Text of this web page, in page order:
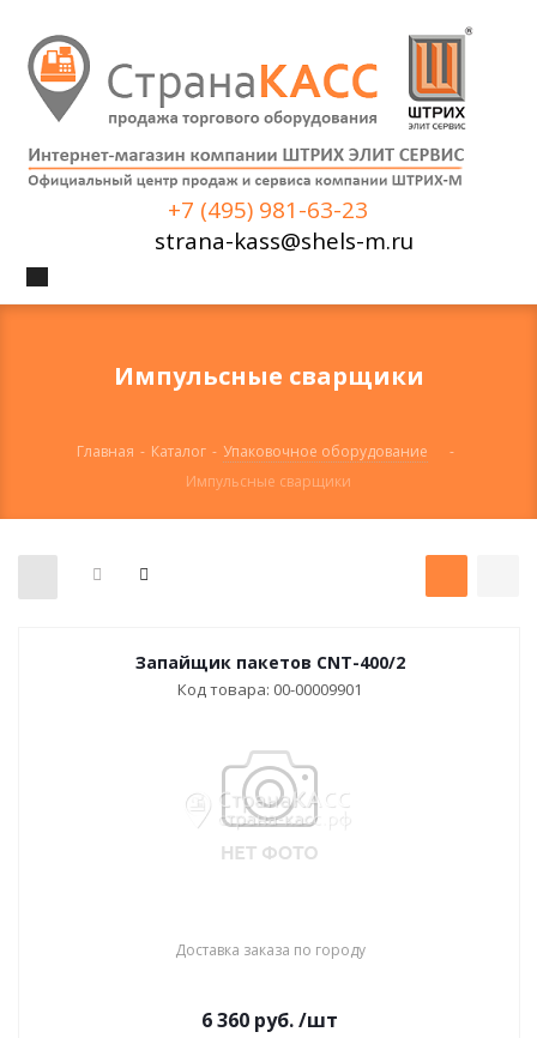
+7 (495) 981-63-23
strana-kass@shels-m.ru
Импульсные сварщики
Главная - Каталог - Упаковочное оборудование
-
Импульсные сварщики
Запайщик пакетов CNT-400/2
Код товара: 00-00009901
Доставка заказа по городу
6 360 руб./шт